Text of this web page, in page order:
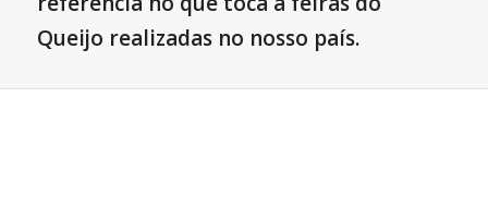
Queijo realizadas no nosso país.